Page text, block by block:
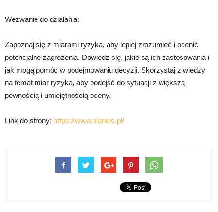
Wezwanie do działania:
Zapoznaj się z miarami ryzyka, aby lepiej zrozumieć i ocenić
potencjalne zagrożenia. Dowiedz się, jakie są ich zastosowania i
jak mogą pomóc w podejmowaniu decyzji. Skorzystaj z wiedzy
na temat miar ryzyka, aby podejść do sytuacji z większą
pewnością i umiejętnością oceny.
Link do strony: https://www.alandis.pl/